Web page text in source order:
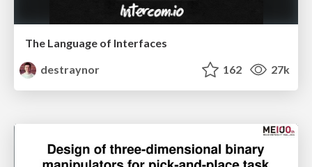
The Language of Interfaces
destraynor
162 27k